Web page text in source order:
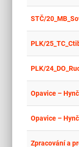
STČ/
PLK/
PLK/